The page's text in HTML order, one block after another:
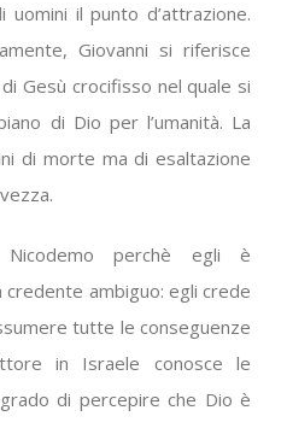
il punto d’attrazione.
Giovanni si riferisce
Gesù crocifisso nel quale si
di Dio per l’umanità. La
di morte ma di esaltazione
perchè egli è
credente ambiguo: egli crede
tutte le conseguenze
in Israele conosce le
di percepire che Dio è